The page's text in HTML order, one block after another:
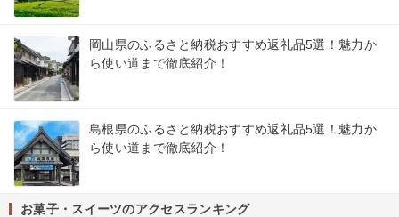
岡山県のふるさと納税おすすめ返礼品5選！魅力か
ら使い道まで徹底紹介！
島根県のふるさと納税おすすめ返礼品5選！魅力か
ら使い道まで徹底紹介！
お菓子・スイーツのアクセスランキング